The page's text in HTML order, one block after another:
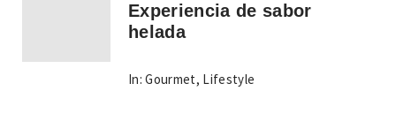
Experiencia de sabor
helada
In: Gourmet, Lifestyle